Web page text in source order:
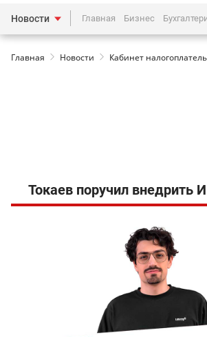
Новости Главная Бизнес
Главная Новости Кабинет
Токаев поручил внедрить